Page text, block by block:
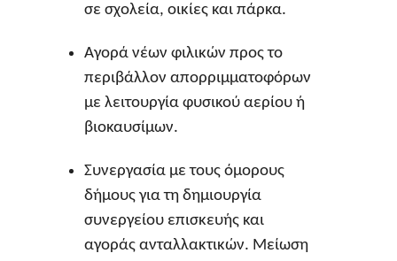
σε σχολεία, οικίες και πάρκα.
Αγορά νέων φιλικών προς το
περιβάλλον απορριμματοφόρων
με λειτουργία φυσικού αερίου ή
βιοκαυσίμων.
Συνεργασία με τους όμορους
δήμους για τη δημιουργία
συνεργείου επισκευής και
αγοράς ανταλλακτικών. Μείωση